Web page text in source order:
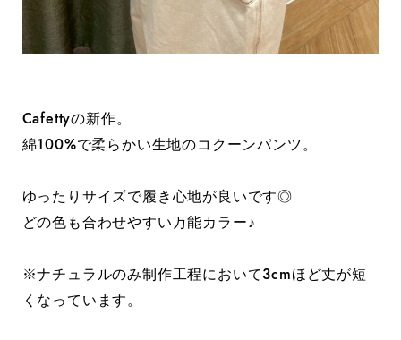
Cafettyの新作。
綿100%で柔らかい生地のコクーンパンツ。
ゆったりサイズで履き心地が良いです◎
どの色も合わせやすい万能カラー♪
※ナチュラルのみ制作工程において3cmほど丈が短
くなっています。